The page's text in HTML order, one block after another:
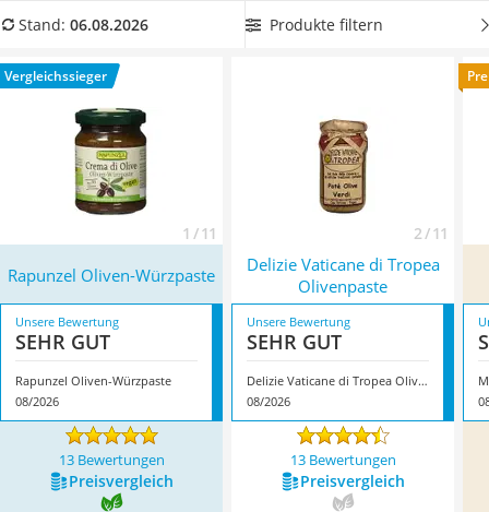
MCT-Öl
Erythrit
Müsli ohne Zuckerzusatz
vegan. Wählen Sie jetzt aus unserer Vergleichstabelle
Ihnen nachhaltiger Anbau und kontrollierte Zutaten wichtig
sind. Überzeugt hat uns hier im August 2026 besonders das
Rapunzel Oliven-Würzpaste
mit seinen
Eigenschaften.
Stand: 06.08.2026 Produkte filtern
Vergleichssieger
1 / 11 2 / 11
Rapunzel Oliven-Würzpaste
Delizie Vaticane di Tropea
Olivenpaste
Unsere Bewertung
SEHR GUT
Rapunzel Oliven-Würzpaste
08/2026
Unsere Bewertung
SEHR GUT
Delizie Vaticane di Tropea Olivenpaste
08/2026
13 Bewertungen 13 Bewertungen
Preis­vergleich Preis­vergleich